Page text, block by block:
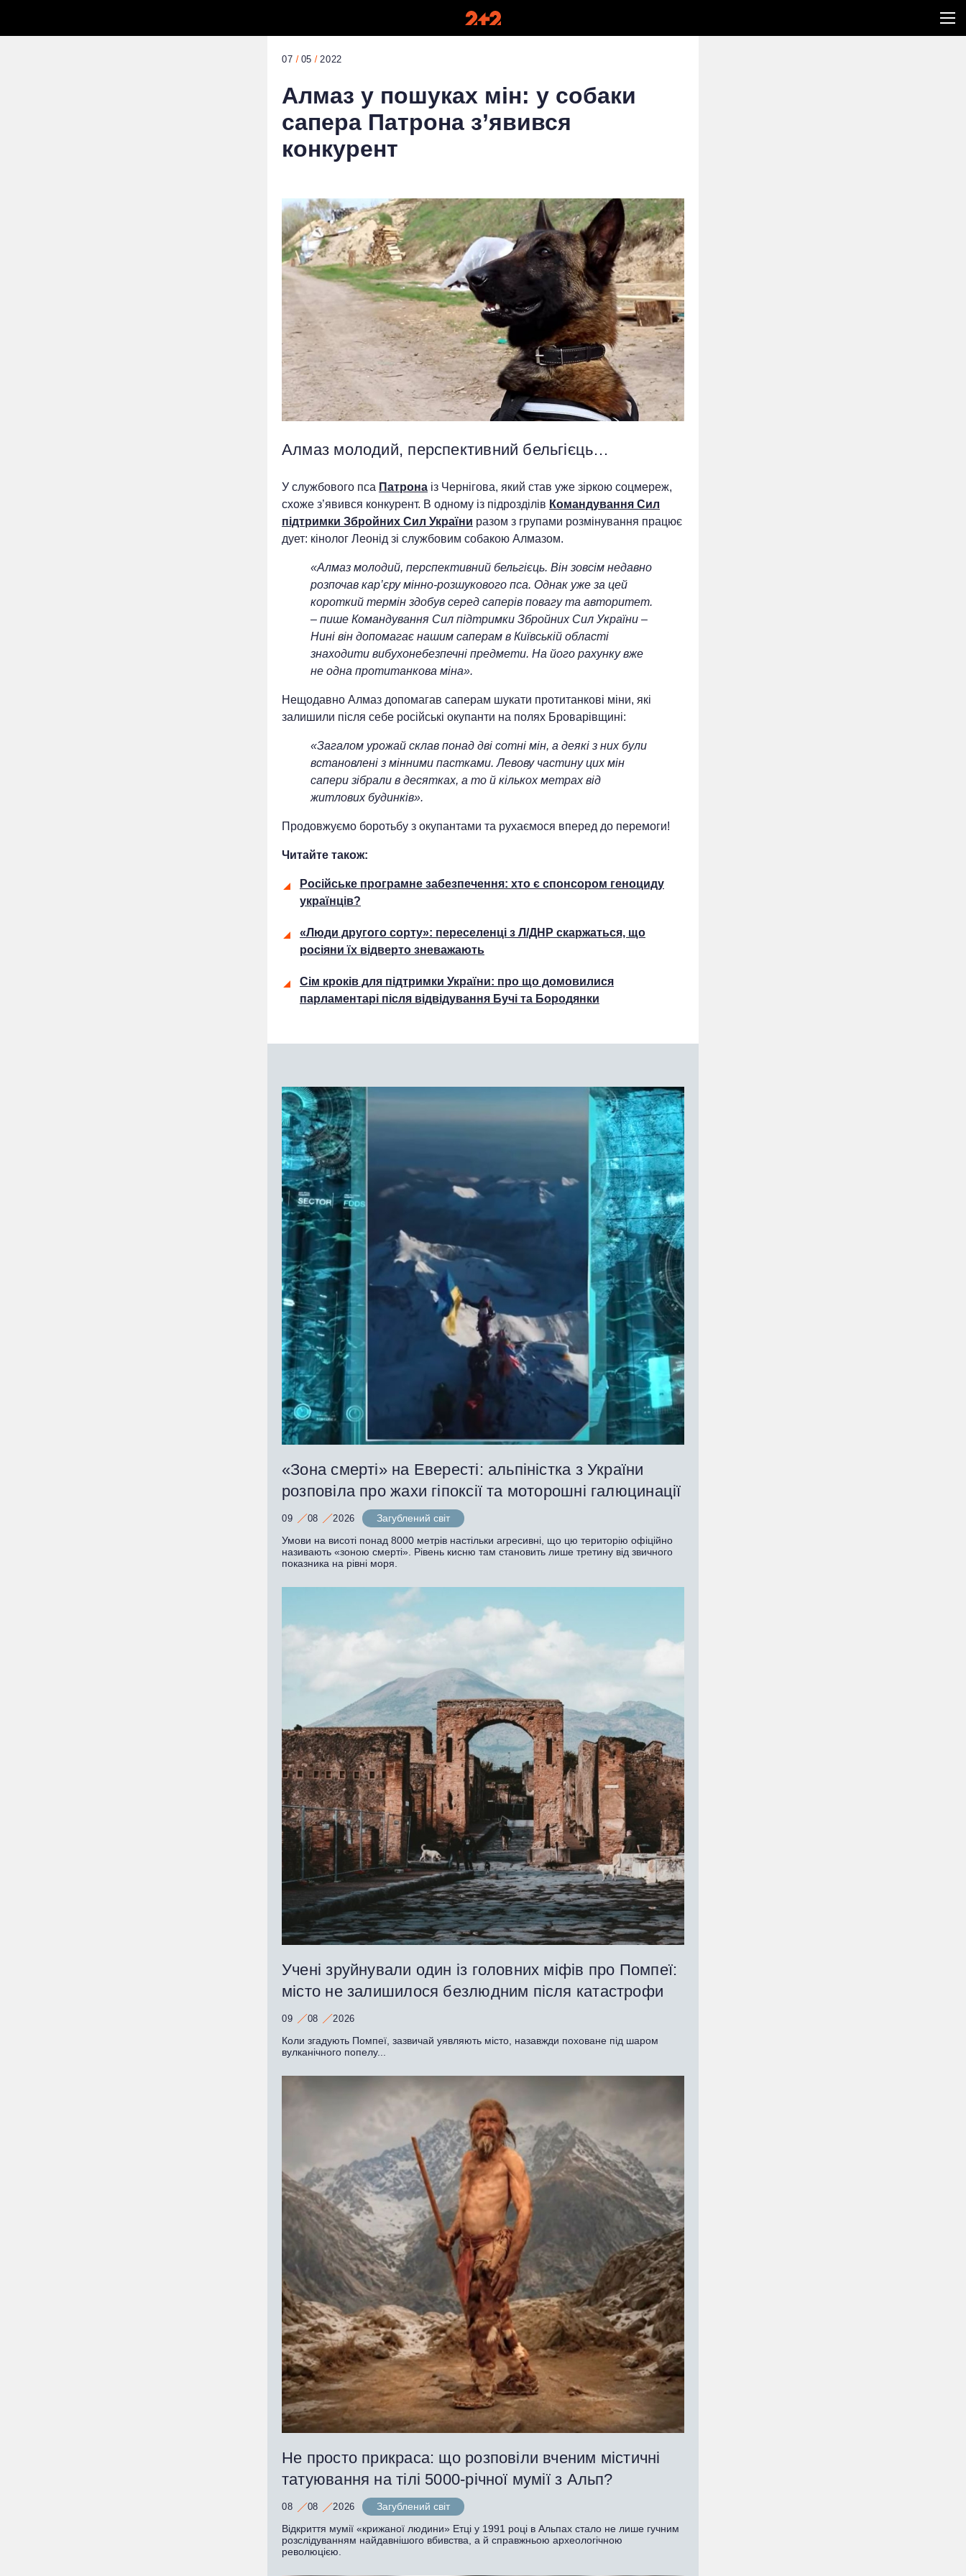
07 05 2022
Алмаз у пошуках мін: у собаки
сапера Патрона з’явився
конкурент
Алмаз молодий, перспективний бельгієць…
У службового пса Патрона із Чернігова, який став уже зіркою соцмереж,
схоже з’явився конкурент. В одному із підрозділів Командування Сил
підтримки Збройних Сил України разом з групами розмінування працює
дует: кінолог Леонід зі службовим собакою Алмазом.
«Алмаз молодий, перспективний бельгієць. Він зовсім недавно
розпочав кар’єру мінно-розшукового пса. Однак уже за цей
короткий термін здобув серед саперів повагу та авторитет.
– пише Командування Сил підтримки Збройних Сил України –
Нині він допомагає нашим саперам в Київській області
знаходити вибухонебезпечні предмети. На його рахунку вже
не одна протитанкова міна».
Нещодавно Алмаз допомагав саперам шукати протитанкові міни, які
залишили після себе російські окупанти на полях Броварівщині:
«Загалом урожай склав понад дві сотні мін, а деякі з них були
встановлені з мінними пастками. Левову частину цих мін
сапери зібрали в десятках, а то й кількох метрах від
житлових будинків».
Продовжуємо боротьбу з окупантами та рухаємося вперед до перемоги!
Читайте також:
Російське програмне забезпечення: хто є спонсором геноциду
українців?
«Люди другого сорту»: переселенці з Л/ДНР скаржаться, що
росіяни їх відверто зневажають
Сім кроків для підтримки України: про що домовилися
парламентарі після відвідування Бучі та Бородянки
«Зона смерті» на Евересті: альпіністка з України
розповіла про жахи гіпоксії та моторошні галюцинації
09 08 2026
Загублений світ
Умови на висоті понад 8000 метрів настільки агресивні, що цю територію офіційно
називають «зоною смерті». Рівень кисню там становить лише третину від звичного
показника на рівні моря.
Учені зруйнували один із головних міфів про Помпеї:
місто не залишилося безлюдним після катастрофи
09 08 2026
Коли згадують Помпеї, зазвичай уявляють місто, назавжди поховане під шаром
вулканічного попелу...
Не просто прикраса: що розповіли вченим містичні
татуювання на тілі 5000-річної мумії з Альп?
08 08 2026
Загублений світ
Відкриття мумії «крижаної людини» Етці у 1991 році в Альпах стало не лише гучним
розслідуванням найдавнішого вбивства, а й справжньою археологічною
революцією.